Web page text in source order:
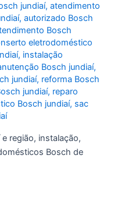
jundiaí,atendimento
,autorizado Bosch
Bosch
eletrodoméstico
, instalação
Bosch jundiaí,
jundiaí, reforma Bosch
jundiaí, reparo
Bosch jundiaí, sac
região, instalação,
Bosch de